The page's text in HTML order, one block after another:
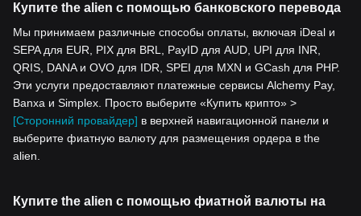
Купите the alien с помощью банковского перевода
Мы принимаем различные способы оплаты, включая iDeal и
SEPA для EUR, PIX для BRL, PayID для AUD, UPI для INR,
QRIS, DANA и OVO для IDR, SPEI для MXN и GCash для PHP.
Эти услуги предоставляют платежные сервисы Alchemy Pay,
Banxa и Simplex. Просто выберите «Купить крипто» >
[Сторонний провайдер] в верхней навигационной панели и
выберите фиатную валюту для размещения ордера в the
alien.
Купите the alien с помощью фиатной валюты на